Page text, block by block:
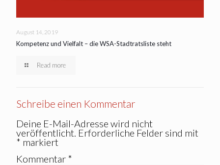
August 14, 2019
Kompetenz und Vielfalt – die WSA-Stadtratsliste steht
Read more
Schreibe einen Kommentar
Deine E-Mail-Adresse wird nicht
veröffentlicht. Erforderliche Felder sind mit
* markiert
Kommentar *